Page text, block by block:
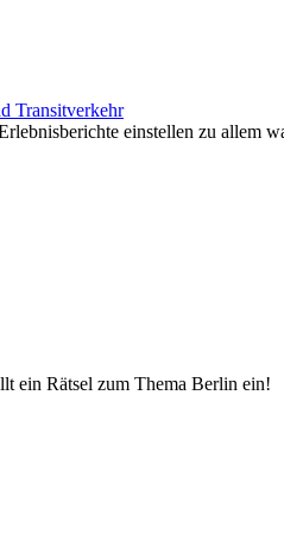
Transitverkehr
einstellen zu allem
ein Rätsel zum Thema Berlin ein!